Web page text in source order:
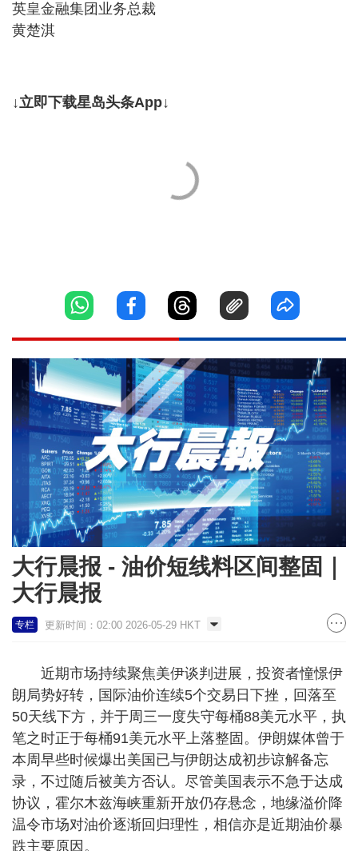
英皇金融集团业务总裁
黄楚淇
↓立即下载星岛头条App↓
大行晨报 - 油价短线料区间整固｜
大行晨报
专栏 更新时间：02:00 2026-05-29 HKT
近期市场持续聚焦美伊谈判进展，投资者憧憬伊
朗局势好转，国际油价连续5个交易日下挫，回落至
50天线下方，并于周三一度失守每桶88美元水平，执
笔之时正于每桶91美元水平上落整固。伊朗媒体曾于
本周早些时候爆出美国已与伊朗达成初步谅解备忘
录，不过随后被美方否认。尽管美国表示不急于达成
协议，霍尔木兹海峡重新开放仍存悬念，地缘溢价降
温令市场对油价逐渐回归理性，相信亦是近期油价暴
跌主要原因。